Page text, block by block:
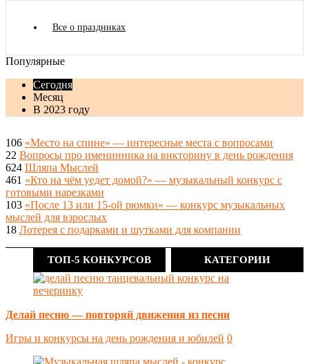
Все о праздниках
Популярные
Сегодня
Месяц
В 2023 году
106 «Место на спине» — интересные места с вопросами
22 Вопросы про именинника на викторину в день рождения
624 Шляпа Мыслей
461 «Кто на чём уедет домой?» — музыкальный конкурс с
готовыми нарезками
103 «После 13 или 15-ой рюмки» — конкурс музыкальных
мыслей для взрослых
18 Лотерея с подарками и шутками для компании
ТОП-5 КОНКУРСОВ КАТЕГОРИИ
Делай песню — повторяй движения из песни
Игры и конкурсы на день рождения и юбилей 0